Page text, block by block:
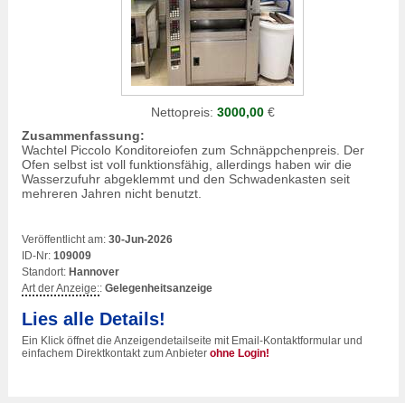
Nettopreis: 3000,00€
Zusammenfassung:
Wachtel Piccolo Konditoreiofen zum Schnäppchenpreis. Der
Ofen selbst ist voll funktionsfähig, allerdings haben wir die
Wasserzufuhr abgeklemmt und den Schwadenkasten seit
mehreren Jahren nicht benutzt.
Veröffentlicht am: 30-Jun-2026
ID-Nr: 109009
Standort: Hannover
Art der Anzeige:: Gelegenheitsanzeige
Lies alle Details!
Ein Klick öffnet die Anzeigendetailseite mit Email-Kontaktformular und
einfachem Direktkontakt zum Anbieter ohne Login!